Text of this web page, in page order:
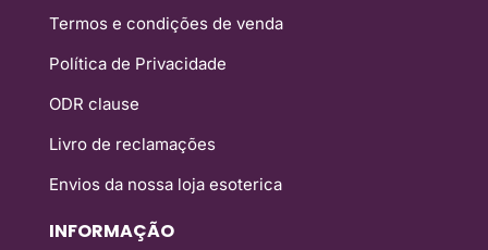
Termos e condições de venda
Política de Privacidade
ODR clause
Livro de reclamações
Envios da nossa loja esoterica
INFORMAÇÃO